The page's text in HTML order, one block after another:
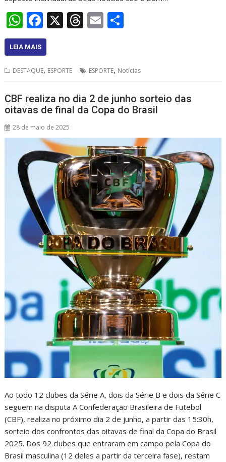
W
h
at
s
A
p
p
F
ac
e
b
o
o
k
X T
a
d
s
E
l e
LEIA MAIS
DESTAQUE, ESPORTE ESPORTE, Notícias
CBF realiza no dia 2 de junho sorteio das
oitavas de final da Copa do Brasil
28 de maio de 2025
Ao todo 12 clubes da Série A, dois da Série B e dois da Série C
seguem na disputa A Confederação Brasileira de Futebol
(CBF), realiza no próximo dia 2 de junho, a partir das 15:30h,
sorteio dos confrontos das oitavas de final da Copa do Brasil
2025. Dos 92 clubes que entraram em campo pela Copa do
Brasil masculina (12 deles a partir da terceira fase), restam